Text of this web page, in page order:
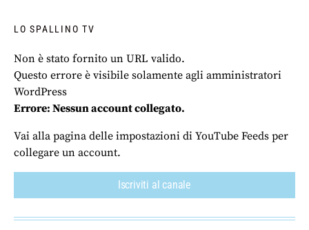
LO SPALLINO TV
Non è stato fornito un URL valido.
Questo errore è visibile solamente agli amministratori
WordPress
Errore: Nessun account collegato.
Vai alla pagina delle impostazioni di YouTube Feeds per
collegare un account.
Iscriviti al canale